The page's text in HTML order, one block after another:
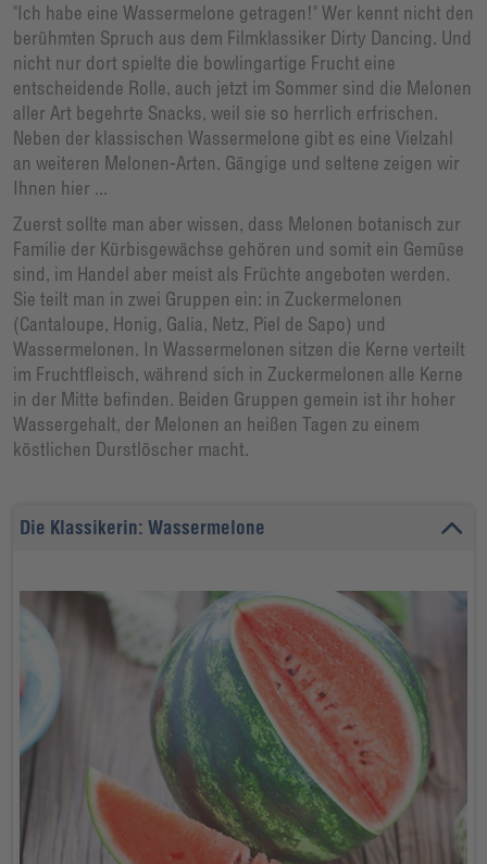
"Ich habe eine Wassermelone getragen!" Wer kennt nicht den
berühmten Spruch aus dem Filmklassiker Dirty Dancing. Und
nicht nur dort spielte die bowlingartige Frucht eine
entscheidende Rolle, auch jetzt im Sommer sind die Melonen
aller Art begehrte Snacks, weil sie so herrlich erfrischen.
Neben der klassischen Wassermelone gibt es eine Vielzahl
an weiteren Melonen-Arten. Gängige und seltene zeigen wir
Ihnen hier ...
Zuerst sollte man aber wissen, dass Melonen botanisch zur
Familie der Kürbisgewächse gehören und somit ein Gemüse
sind, im Handel aber meist als Früchte angeboten werden.
Sie teilt man in zwei Gruppen ein: in Zuckermelonen
(Cantaloupe, Honig, Galia, Netz, Piel de Sapo) und
Wassermelonen. In Wassermelonen sitzen die Kerne verteilt
im Fruchtfleisch, während sich in Zuckermelonen alle Kerne
in der Mitte befinden. Beiden Gruppen gemein ist ihr hoher
Wassergehalt, der Melonen an heißen Tagen zu einem
köstlichen Durstlöscher macht.
Die Klassikerin: Wassermelone